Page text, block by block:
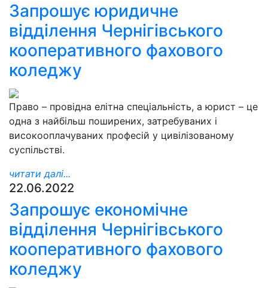
Запрошує юридичне
відділення Чернігівського
кооперативного фахового
коледжу
Право – провідна елітна спеціальність, а юрист – це
одна з найбільш поширених, затребуваних і
високооплачуваних професій у цивілізованому
суспільстві.
читати далі...
22.06.2022
Запрошує економічне
відділення Чернігівського
кооперативного фахового
коледжу